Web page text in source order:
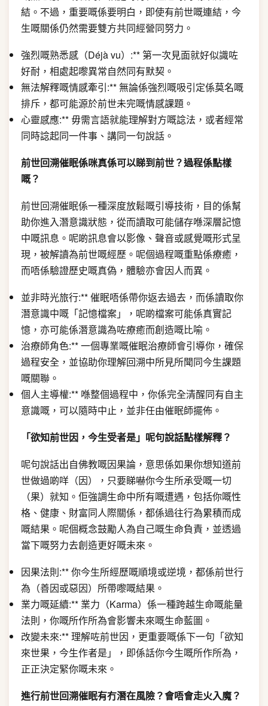
結。不過，重要嘅係要明白，即使有前世嘅連結，今
生嘅關係仍然需要雙方共同經營同努力。
強烈嘅熟悉感（Déjà vu）:** 第一次見面就好似識咗
好耐，相處起嚟異常自然同有默契。
無法解釋嘅情感牽引:** 無論係強烈嘅吸引定係莫名嘅
排斥，都可能源於前世未完嘅情感課題。
心靈感應:** 毋需言語就能理解對方嘅諗法，或者經常
同時諗起同一件事、講同一句說話。
前世回溯催眠係咪真係可以睇到前世？過程係點樣
嘅？
前世回溯催眠係一種深度放鬆嘅引導技術，目的係幫
助你進入潛意識狀態，從而讀取可能儲存喺深層記憶
中嘅訊息。呢啲訊息會以影像、聲音或感覺嘅形式呈
現，被解讀為前世嘅經歷。呢個過程嘅重點係療癒，
而唔係驗證歷史嘅真偽，體驗亦會因人而異。
並非時光旅行:** 催眠唔係帶你返去過去，而係讀取你
潛意識中嘅「記憶檔案」，呢啲檔案可能係真實記
憶，亦可能係潛意識為咗療癒而創造嘅比喻。
治療師角色:** 一個專業嘅催眠治療師會引導你，確保
過程安全，並協助你理解回溯中所見所聞同今生課題
嘅關聯。
個人主導權:** 喺整個過程中，你係完全清醒同有自主
意識嘅，可以隨時中止，並非任由催眠師擺佈。
「欲知前世因，今生受者是」呢句說話點樣解釋？
呢句說話出自佛教嘅因果論，意思係如果你想知道前
世做過啲咩（因），只要睇嚇你今生所承受嘅一切
（果）就知。佢強調生命中所有嘅遭遇，包括你嘅性
格、健康、財富同人際關係，都係過往行為累積而成
嘅結果。呢個概念鼓勵人為自己嘅生命負責，並透過
當下嘅努力去創造更好嘅未來。
因果法則:** 你今生所經歷嘅順境或逆境，都係前世行
為（善因或惡因）所帶嚟嘅結果。
業力嘅延續:** 業力（Karma）係一種跨越生命嘅能量
法則，你嘅所作所為會影響未來嘅生命藍圖。
改變未來:** 理解咗前世因，更重要嘅係下一句「欲知
來世果，今生作者是」，即係話你今生嘅所作所為，
正正決定緊你嘅未來。
進行前世回溯催眠有冇潛在風險？會唔會走火入魔？